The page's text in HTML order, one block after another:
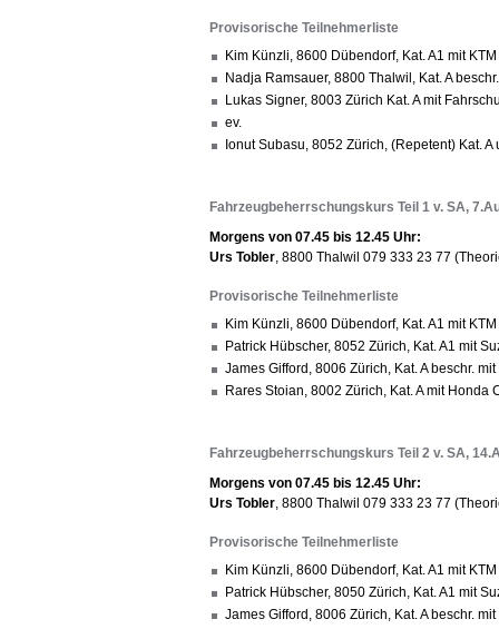
Provisorische Teilnehmerliste
Kim Künzli, 8600 Dübendorf, Kat. A1 mit
Nadja Ramsauer, 8800 Thalwil, Kat. A
Lukas Signer, 8003 Zürich Kat. A mit
ev.
Ionut Subasu, 8052 Zürich, (Repetent) Kat.
Fahrzeugbeherrschungskurs Teil 1 v. SA,
Morgens von 07.45 bis 12.45 Uhr:
Urs Tobler , 8800 Thalwil 079 333 23 77
Provisorische Teilnehmerliste
Kim Künzli, 8600 Dübendorf, Kat. A1 mit
Patrick Hübscher, 8052 Zürich, Kat. A1 mit
James Gifford, 8006 Zürich, Kat. A beschr.
Rares Stoian, 8002 Zürich, Kat. A mit Honda
Fahrzeugbeherrschungskurs Teil 2 v. SA,
Morgens von 07.45 bis 12.45 Uhr:
Urs Tobler , 8800 Thalwil 079 333 23 77
Provisorische Teilnehmerliste
Kim Künzli, 8600 Dübendorf, Kat. A1 mit
Patrick Hübscher, 8050 Zürich, Kat. A1 mit
James Gifford, 8006 Zürich, Kat. A beschr.